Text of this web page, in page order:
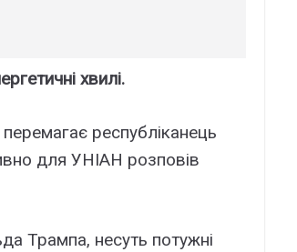
хвилі.
республіканець
для УНІАН розповів
Трампа, несуть потужні